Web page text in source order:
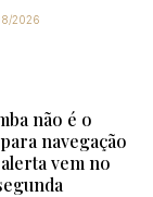
2026
não é o
navegação
vem no